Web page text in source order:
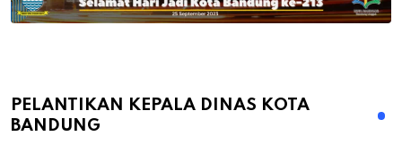
PELANTIKAN KEPALA DINAS KOTA
BANDUNG